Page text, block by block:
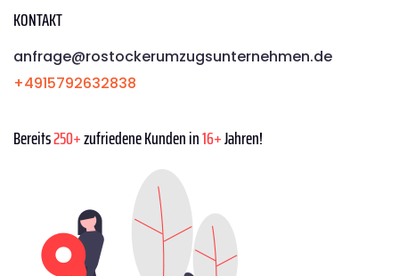
KONTAKT
anfrage@rostockerumzugsunternehmen.de
+4915792632838
Bereits250+zufriedene Kunden in16+Jahren!